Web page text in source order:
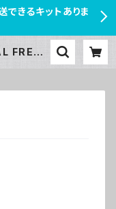
きるキットありま
FREAK